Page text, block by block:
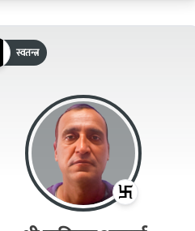
स्वतन्त्र